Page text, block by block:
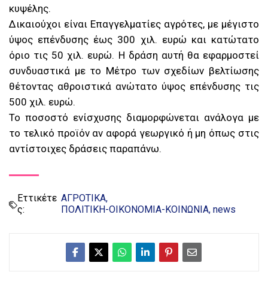
κυψέλης.
Δικαιούχοι είναι Επαγγελματίες αγρότες, με μέγιστο
ύψος επένδυσης έως 300 χιλ. ευρώ και κατώτατο
όριο τις 50 χιλ. ευρώ. Η δράση αυτή θα εφαρμοστεί
συνδυαστικά με το Μέτρο των σχεδίων βελτίωσης
θέτοντας αθροιστικά ανώτατο ύψος επένδυσης τις
500 χιλ. ευρώ.
Το ποσοστό ενίσχυσης διαμορφώνεται ανάλογα με
το τελικό προϊόν αν αφορά γεωργικό ή μη όπως στις
αντίστοιχες δράσεις παραπάνω.
Εττικέτε
ς:
ΑΓΡΟΤΙΚΑ
ΠΟΛΙΤΙΚΗ-ΟΙΚΟΝΟΜΙΑ-ΚΟΙΝΩΝΙΑ news